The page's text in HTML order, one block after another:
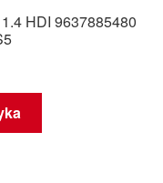
HDI 9637885480